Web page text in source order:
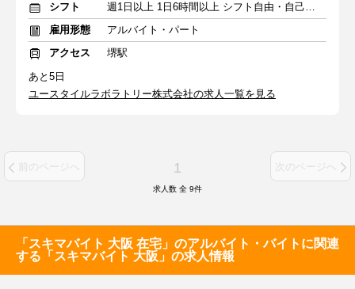
シフト
週1日以上 1日6時間以上 シフト自由・自己申告
雇用形態
アルバイト・パート
アクセス
堺駅
あと5日
ユースタイルラボラトリー株式会社の求人一覧を見る
前のページへ 1 次のページへ
求人数 全 9件
「スキマバイト 大阪 在宅」のアルバイト・バイトに関連
する「スキマバイト 大阪」の求人情報